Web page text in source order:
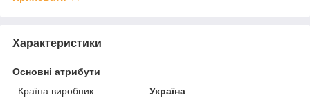
Характеристики
Основні атрибути
Країна виробник
Україна